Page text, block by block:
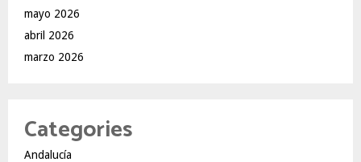
mayo 2026
abril 2026
marzo 2026
Categories
Andalucía